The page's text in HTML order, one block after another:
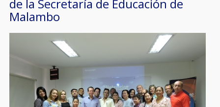
de la Secretaría de Educación de
Malambo